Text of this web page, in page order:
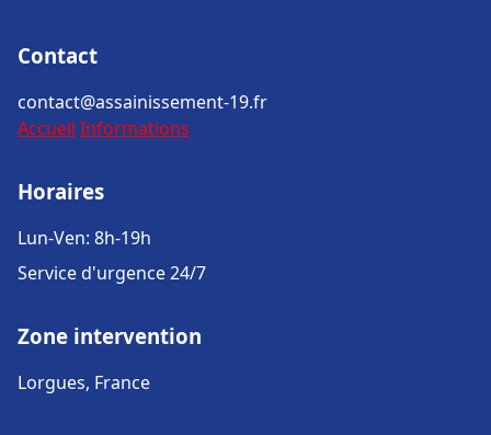
Contact
contact@assainissement-19.fr
Accueil Informations
Horaires
Lun-Ven: 8h-19h
Service d'urgence 24/7
Zone intervention
Lorgues, France